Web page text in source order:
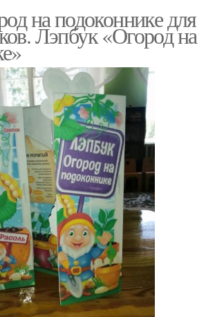
на подоконнике для
Лэпбук «Огород на